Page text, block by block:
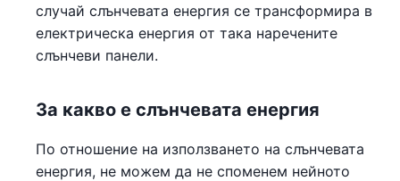
случай слънчевата енергия се трансформира в
електрическа енергия от така наречените
слънчеви панели.
За какво е слънчевата енергия
По отношение на използването на слънчевата
енергия, не можем да не споменем нейното